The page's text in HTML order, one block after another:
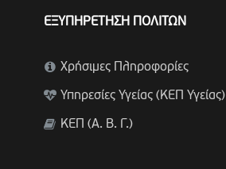
ΕΞΥΠΗΡΕΤΗΣΗ ΠΟΛΙΤΩΝ
Χρήσιμες Πληροφορίες
Υπηρεσίες Υγείας (ΚΕΠ Υγείας)
ΚΕΠ (Α. Β. Γ.)